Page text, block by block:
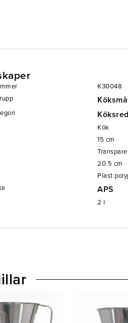
K30048
Kök
15 cm
20.5 cm
Plast
APS
2 l